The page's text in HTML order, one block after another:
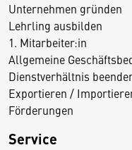
Unternehmen gründen
Lehrling ausbilden
1. Mitarbeiter:in
Allgemeine
Dienstverhältnis
Exportieren /
Förderungen
Service